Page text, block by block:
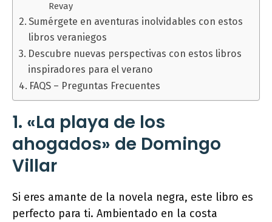
Revay
Sumérgete en aventuras inolvidables con estos
libros veraniegos
Descubre nuevas perspectivas con estos libros
inspiradores para el verano
FAQS – Preguntas Frecuentes
1. «La playa de los
ahogados» de Domingo
Villar
Si eres amante de la novela negra, este libro es
perfecto para ti. Ambientado en la costa